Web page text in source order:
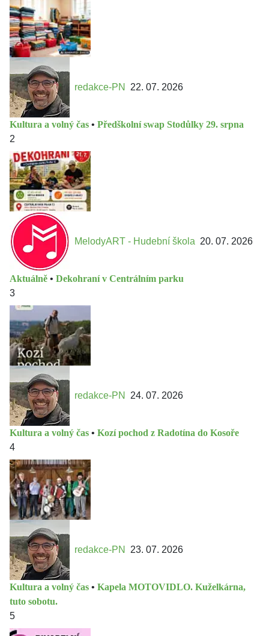
redakce-PN 22. 07. 2026
Kultura a volný čas • Předškolní swap Stodůlky 29. srpna
2
MelodyART - Hudební škola 20. 07. 2026
Aktuálně • Dekohraní v Centrálním parku
3
redakce-PN 24. 07. 2026
Kultura a volný čas • Kozí pochod z Radotína do Kosoře
4
redakce-PN 23. 07. 2026
Kultura a volný čas • Kapela MOTOVIDLO. Kuželkárna,
tuto sobotu.
5